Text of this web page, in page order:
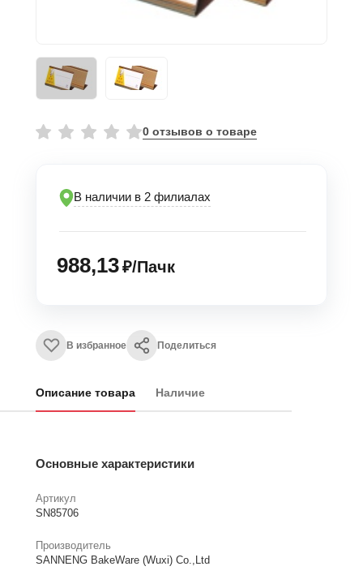
0 отзывов о товаре
В наличии в 2 филиалах
988,13₽/Пачк
В избранное Поделиться
Описание товара Наличие
Основные характеристики
Артикул
SN85706
Производитель
SANNENG BakeWare (Wuxi) Co.,Ltd